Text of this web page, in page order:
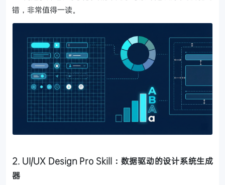
错，非常值得一读。
2. UI/UX Design Pro Skill：数据驱动的设计系统生成
器